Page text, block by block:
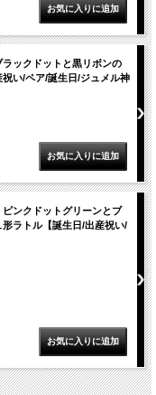
ラックドットと黒リボンの
い/ペア/誕生日/ジュメル神
ピンクドットグリーンとブ
ラトル【誕生日/出産祝い/